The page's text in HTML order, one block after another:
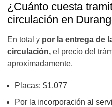
¿Cuánto cuesta
circulación en
En total y por la entrega de
circulación, el precio del
aproximadamente.
Placas: $1,077
Por la incorporación al